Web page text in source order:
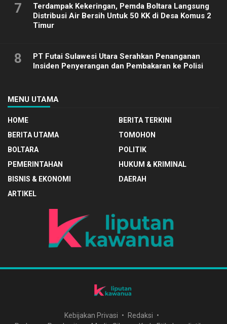
7
Terdampak Kekeringan, Pemda Boltara Langsung
Distribusi Air Bersih Untuk 50 KK di Desa Komus 2
Timur
8
PT Futai Sulawesi Utara Serahkan Penanganan
Insiden Penyerangan dan Pembakaran ke Polisi
MENU UTAMA
HOME
BERITA TERKINI
BERITA UTAMA
TOMOHON
BOLTARA
POLITIK
PEMERINTAHAN
HUKUM & KRIMINAL
BISNIS & EKONOMI
DAERAH
ARTIKEL
Kebijakan Privasi
Redaksi